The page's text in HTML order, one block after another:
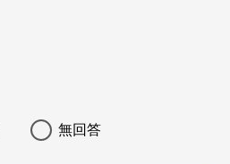
無回答